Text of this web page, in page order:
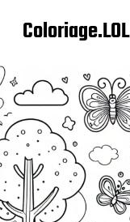
Coloriage.LOL